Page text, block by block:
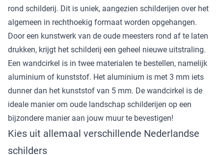
rond schilderij. Dit is uniek, aangezien schilderijen over het
algemeen in rechthoekig formaat worden opgehangen.
Door een kunstwerk van de oude meesters rond af te laten
drukken, krijgt het schilderij een geheel nieuwe uitstraling.
Een wandcirkel is in twee materialen te bestellen, namelijk
aluminium of kunststof. Het aluminium is met 3 mm iets
dunner dan het kunststof van 5 mm. De wandcirkel is de
ideale manier om oude landschap schilderijen op een
bijzondere manier aan jouw muur te bevestigen!
Kies uit allemaal verschillende Nederlandse
schilders